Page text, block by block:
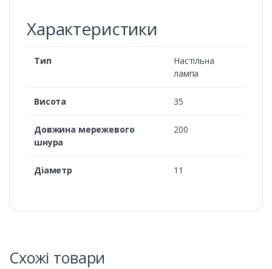
Характеристики
Тип
Настільна
лампа
Висота 35
Довжина мережевого
шнура
200
Діаметр 11
Схожі товари